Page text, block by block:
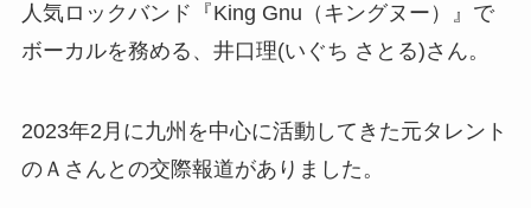
人気ロックバンド『King Gnu（キングヌー）』で
ボーカルを務める、井口理(いぐち さとる)さん。
2023年2月に九州を中心に活動してきた元タレント
のＡさんとの交際報道がありました。